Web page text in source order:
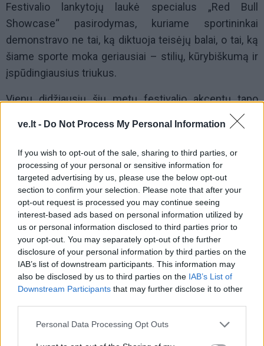
ve.lt - Do Not Process My Personal Information
If you wish to opt-out of the sale, sharing to third parties, or
processing of your personal or sensitive information for
targeted advertising by us, please use the below opt-out
section to confirm your selection. Please note that after your
opt-out request is processed you may continue seeing
interest-based ads based on personal information utilized by
us or personal information disclosed to third parties prior to
your opt-out. You may separately opt-out of the further
disclosure of your personal information by third parties on the
IAB’s list of downstream participants. This information may
also be disclosed by us to third parties on the IAB’s List of
Downstream Participants that may further disclose it to other
Personal Data Processing Opt Outs
Festivalio lankytojų laukė specialus „Red Bull
Showcase“ pasirodymas, kuriame sportininkai
demonstravo ne tai, ką diktuoja teisėjų balai, o tai, ką
šiame sporte moka geriausiai – stilių, kūrybiškumą ir
įspūdingiausius triukus.
Vienu didžiausių šių metų festivalio akcentų tapo
pirmasis vandenlenčių parkas jūroje, įrengtas prie pat
Palangos tilto. Jei įprastai tokio lygio trasas galima
pamatyti tik specializuotuose vandenlenčių parkuose,
šįkart jos iškilo tiesiai Baltijos jūroje.
Į Klaipėdą iš emigracijos
grįžusi Karina Kučinskienė
įvardijo didžiausią savo
Jūros šventę anksčiau
puošęs Anatolijus
Klemencovas: gal jau
užtenka